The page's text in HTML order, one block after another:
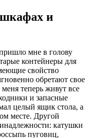
и
мне в голову
контейнеры для
свойство
обретают свое
теперь живут все
и запасные
целый ящик стола, а
месте. Другой
катушки
пуговиц,